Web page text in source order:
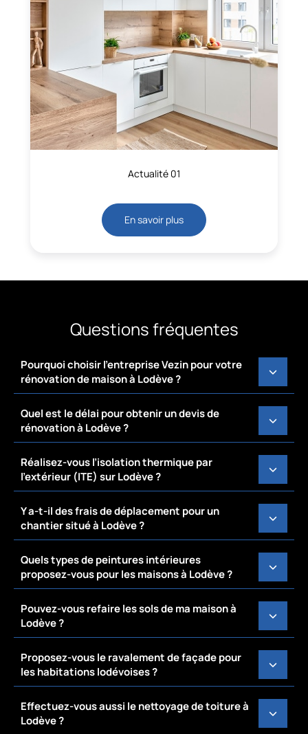
Actualité 01
En savoir plus
Questions fréquentes
Pourquoi choisir l’entreprise Vezin pour votre
rénovation de maison à Lodève ?
Quel est le délai pour obtenir un devis de
rénovation à Lodève ?
Réalisez-vous l’isolation thermique par
l’extérieur (ITE) sur Lodève ?
Y a-t-il des frais de déplacement pour un
chantier situé à Lodève ?
Quels types de peintures intérieures
proposez-vous pour les maisons à Lodève ?
Pouvez-vous refaire les sols de ma maison à
Lodève ?
Proposez-vous le ravalement de façade pour
les habitations lodévoises ?
Effectuez-vous aussi le nettoyage de toiture à
Lodève ?